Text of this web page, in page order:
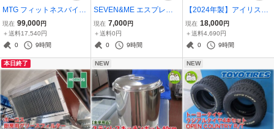
MTG フィットネスバイク
SIXPAD The Bike EX SS-
AV00A SIXPAD CLUBア
プリ連携 トレーニング器
現在 99,000円
＋送料17,540円
0
9時間
SEVEN&ME エスプレッ
ソコーヒーマシン Moca C
offee Maker CM164 取扱
説明書・箱あり エスプレ
【長野発】
現在 7,000円
＋送料0円
0
9時間
【2024年製】アイリスオ
ーヤマ 全自動洗濯機 IAW-
T451 洗濯脱水4.5kg 部屋
干しモード 予約タイマー
ス 【長野発】
現在 18,000円
＋送料4,690円
0
9時間
本日終了 NEW NEW